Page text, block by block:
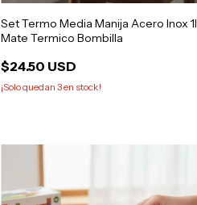
Set Termo Media Manija Acero Inox 1l
Mate Termico Bombilla
$24.50 USD
¡Solo quedan 3en stock!